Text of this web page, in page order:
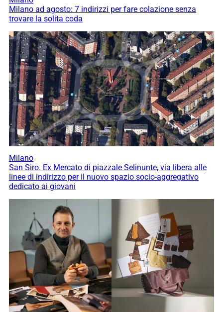
Milano ad agosto: 7 indirizzi per fare colazione senza
trovare la solita coda
Milano
San Siro. Ex Mercato di piazzale Selinunte, via libera alle
linee di indirizzo per il nuovo spazio socio-aggregativo
dedicato ai giovani